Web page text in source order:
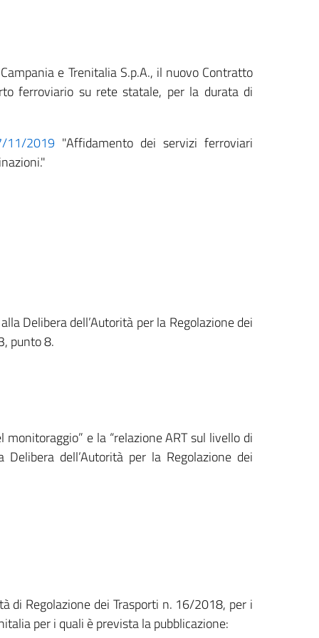
e Trenitalia S.p.A., il nuovo Contratto
ferroviario su rete statale, per la durata di
11/2019 "Affidamento dei servizi ferroviari
Delibera dell’Autorità per la Regolazione dei
punto 8.
e la “relazione ART sul livello di
dell’Autorità per la Regolazione dei
di Regolazione dei Trasporti n. 16/2018, per i
per i quali è prevista la pubblicazione: